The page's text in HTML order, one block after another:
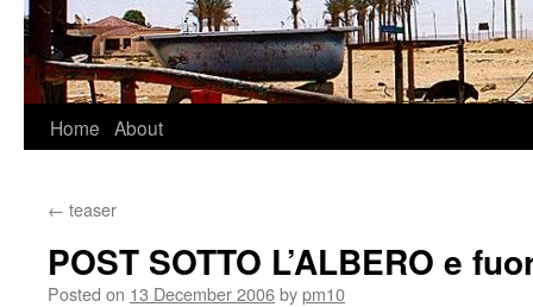
Skip
content
Home About
← teaser
POST SOTTO L’ALBERO e
Posted on 13 December 2006bypm10